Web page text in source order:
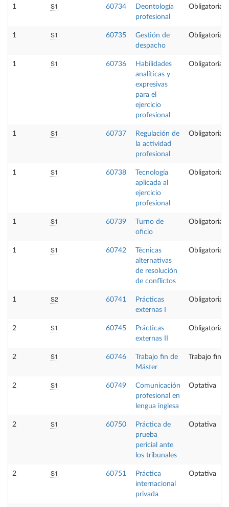
1 S1 60734
Deontología
profesional
Obligatoria
1 S1 60735
Gestión de
despacho
Obligatoria
1 S1 60736
Habilidades
analíticas y
expresivas
para el
ejercicio
profesional
Obligatoria
1 S1 60737
Regulación de
la actividad
profesional
Obligatoria
1 S1 60738
Tecnología
aplicada al
ejercicio
profesional
Obligatoria
1 S1 60739
Turno de
oficio
Obligatoria
1 S1 60742
Técnicas
alternativas
de resolución
de conflictos
Obligatoria
1 S2 60741
Prácticas
externas I
Obligatoria
2 S1 60745
Prácticas
externas II
Obligatoria
2 S1 60746
Trabajo fin de
Máster
Trabajo fin
2 S1 60749
Comunicación
profesional en
lengua inglesa
Optativa
2 S1 60750
Práctica de
prueba
pericial ante
los tribunales
Optativa
2 S1 60751
Práctica
internacional
privada
Optativa